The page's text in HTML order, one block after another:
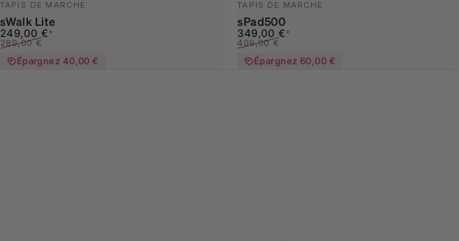
TAPIS DE MARCHE
sWalk Lite
Prix promotionnel
249,00 € *
Prix habituel
289,00 €
Épargnez 40,00 €
TAPIS DE MARCHE
sPad500
Prix promotionnel
349,00 € *
Prix habituel
409,00 €
Épargnez 60,00 €